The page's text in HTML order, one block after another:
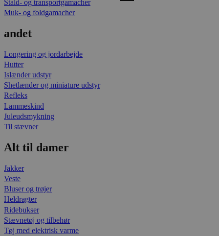
Stald- og transportgamacher
Muk- og foldgamacher
andet
Longering og jordarbejde
Hutter
Islænder udstyr
Shetlænder og miniature udstyr
Refleks
Lammeskind
Juleudsmykning
Til stævner
Alt til damer
Jakker
Veste
Bluser og trøjer
Heldragter
Ridebukser
Stævnetøj og tilbehør
Tøj med elektrisk varme